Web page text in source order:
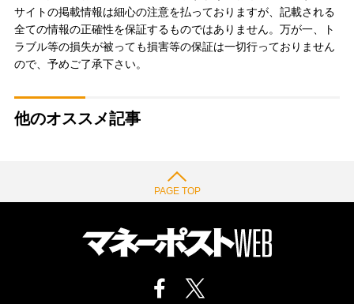
サイトの掲載情報は細心の注意を払っておりますが、記載される
全ての情報の正確性を保証するものではありません。万が一、ト
ラブル等の損失が被っても損害等の保証は一切行っておりません
ので、予めご了承下さい。
他のオススメ記事
PAGE TOP